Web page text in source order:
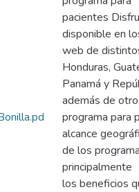
pacientes
disponible en
web de
Honduras,
Panamá y
además de otro
programa para
alcance
de los
principalmente
los beneficios